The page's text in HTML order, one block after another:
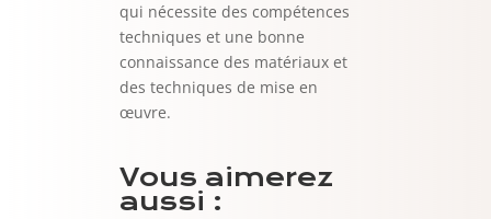
qui nécessite des compétences
techniques et une bonne
connaissance des matériaux et
des techniques de mise en
œuvre.
Vous aimerez
aussi :